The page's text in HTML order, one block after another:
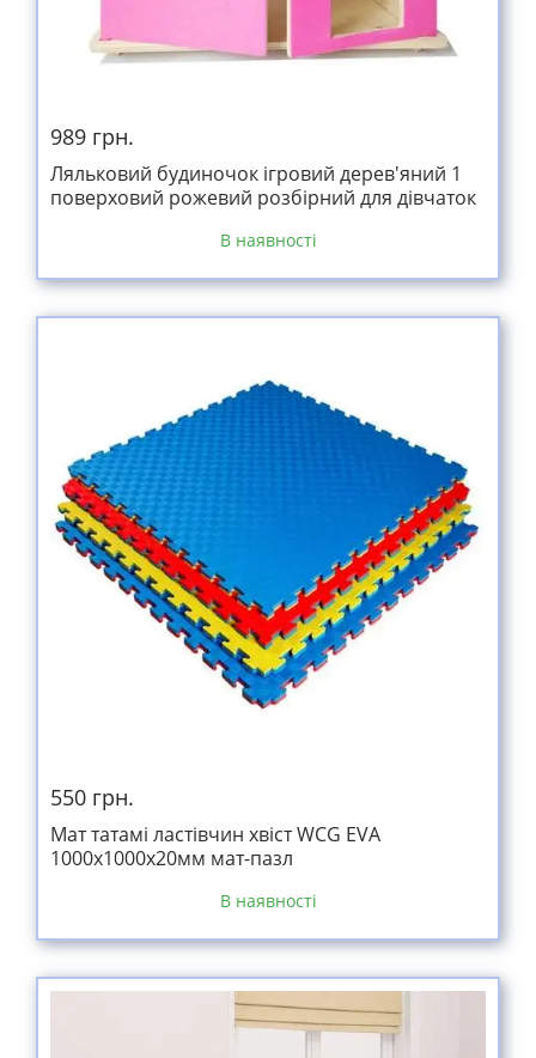
989 грн.
Ляльковий будиночок ігровий дерев'яний 1
поверховий рожевий розбірний для дівчаток
В наявності
550 грн.
Мат татамі ластівчин хвіст WCG EVA
1000х1000х20мм мат-пазл
В наявності